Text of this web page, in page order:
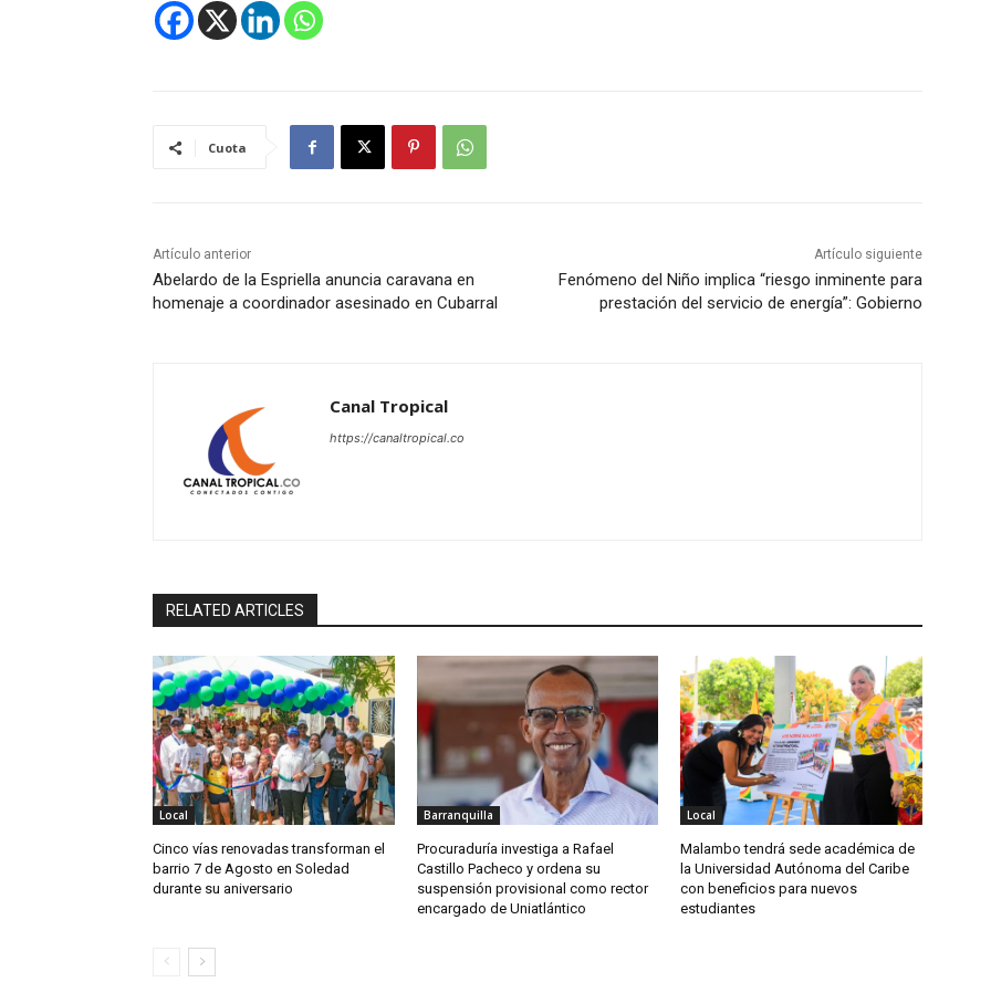
Cuota
Artículo anterior
Abelardo de la Espriella anuncia caravana en
homenaje a coordinador asesinado en Cubarral
Artículo siguiente
Fenómeno del Niño implica “riesgo inminente para
prestación del servicio de energía”: Gobierno
Canal Tropical
https://canaltropical.co
RELATED ARTICLES
Local
Cinco vías renovadas transforman el
barrio 7 de Agosto en Soledad
durante su aniversario
Barranquilla
Procuraduría investiga a Rafael
Castillo Pacheco y ordena su
suspensión provisional como rector
encargado de Uniatlántico
Local
Malambo tendrá sede académica de
la Universidad Autónoma del Caribe
con beneficios para nuevos
estudiantes